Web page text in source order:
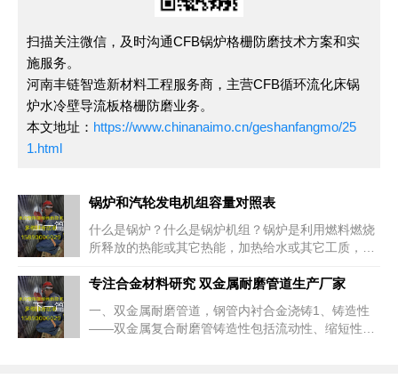
扫描关注微信，及时沟通CFB锅炉格栅防磨技术方案和实
施服务。
河南丰链智造新材料工程服务商，主营CFB循环流化床锅
炉水冷壁导流板格栅防磨业务。
本文地址： https://www.chinanaimo.cn/geshanfangmo/25
1.html
上一篇
锅炉和汽轮发电机组容量对照表
什么是锅炉？什么是锅炉机组？锅炉是利用燃料燃烧
所释放的热能或其它热能，加热给水或其它工质，以
其它工质的设备。锅炉机
下一篇
专注合金材料研究 双金属耐磨管道生产厂家
一、双金属耐磨管道，钢管内衬合金浇铸1、铸造性
——双金属复合耐磨管铸造性包括流动性、缩短性和